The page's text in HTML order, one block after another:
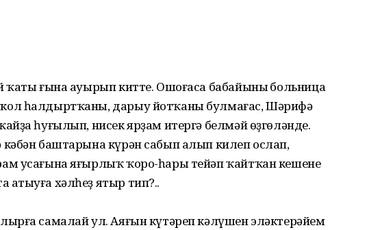
ҡаты ғына ауырып китте. Ошоғаса бабайының больница
һалдыртҡаны, дарыу йотҡаны булмағас, Шәрифә
һуғылып, нисек ярҙам итергә белмәй өҙгөләнде.
баштарына күрән сабып алып килеп ослап,
усағына яғырлыҡ ҡоро-һары тейәп ҡайтҡан кешене
атыуға хәлһеҙ ятыр тип?..
самалай ул. Аяғын күтәреп кәлүшен эләктерәйем